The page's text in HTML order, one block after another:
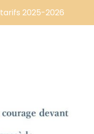
tarifs 2025-2026